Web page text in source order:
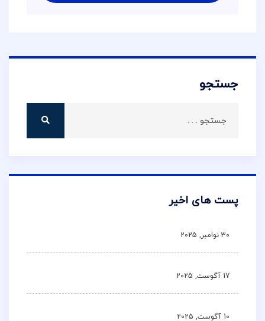
جستجو
پست های اخیر
30 نوامبر, 2025
17 آگوست, 2025
10 آگوست, 2025